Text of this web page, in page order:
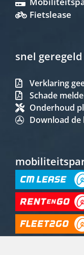
Fietslease
snel geregeld
Verklaring
Schade
Onderhoud
Download